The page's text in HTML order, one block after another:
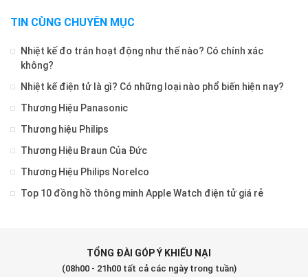
TIN CÙNG CHUYÊN MỤC
Nhiệt kế đo trán hoạt động như thế nào? Có chính xác
không?
Nhiệt kế điện tử là gì? Có những loại nào phổ biến hiện nay?
Thương Hiệu Panasonic
Thương hiệu Philips
Thương Hiệu Braun Của Đức
Thương Hiệu Philips Norelco
Top 10 đồng hồ thông minh Apple Watch điện tử giá rẻ
TỔNG ĐÀI GÓP Ý KHIẾU NẠI
(08h00 - 21h00 tất cả các ngày trong tuần)